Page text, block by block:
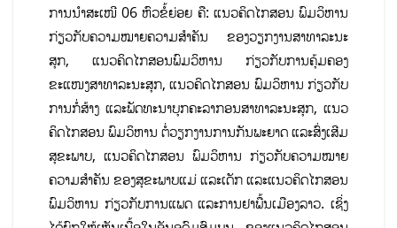
ການນຳສະເໜີ 06 ຫົວຂໍ້ຍ່ອຍ ຄື: ແນວຄິດໄກສອນ ພົມວິຫານ
ກ່ຽວກັບຄວາມໝາຍຄວາມສຳຄັນ ຂອງວຽກງານສາທາລະນະ
ສຸກ, ແນວຄິດໄກສອນພົມວິຫານ ກ່ຽວກັບການຄຸ້ມຄອງ
ຂະແໜງສາທາລະນະສຸກ, ແນວຄິດໄກສອນ ພົມວິຫານ ກ່ຽວກັບ
ການກໍ່ສ້າງ ແລະພັດທະນາບຸກຄະລາກອນສາທາລະນະສຸກ, ແນວ
ຄິດໄກສອນ ພົມວິຫານ ຕໍ່ວຽກງານການກັນພະຍາດ ແລະສົ່ງເສີມ
ສຸຂະພາບ, ແນວຄິດໄກສອນ ພົມວິຫານ ກ່ຽວກັບຄວາມໝາຍ
ຄວາມສຳຄັນ ຂອງສຸຂະພາບແມ່ ແລະເດັກ ແລະແນວຄິດໄກສອນ
ພົມວິຫານ ກ່ຽວກັບການແພດ ແລະການຢາພື້ນເມືອງລາວ. ເຊິ່ງ